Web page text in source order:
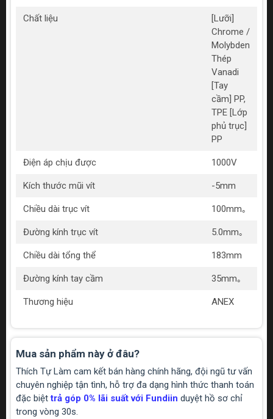
Chất liệu
[Lưỡi]
Chrome /
Molybden
Thép
Vanadi
[Tay
cầm] PP,
TPE [Lớp
phủ trục]
PP
Điện áp chịu được 1000V
Kích thước mũi vít -5mm
Chiều dài trục vít 100mm｡
Đường kính trục vít 5.0mm｡
Chiều dài tổng thể 183mm
Đường kính tay cầm 35mm｡
Thương hiệu ANEX
Mua sản phẩm này ở đâu?
Thích Tự Làm cam kết bán hàng chính hãng, đội ngũ tư vấn
chuyên nghiệp tận tình, hỗ trợ đa dạng hình thức thanh toán
đặc biệttrả góp 0% lãi suất với Fundiin duyệt hồ sơ chỉ
trong vòng 30s.